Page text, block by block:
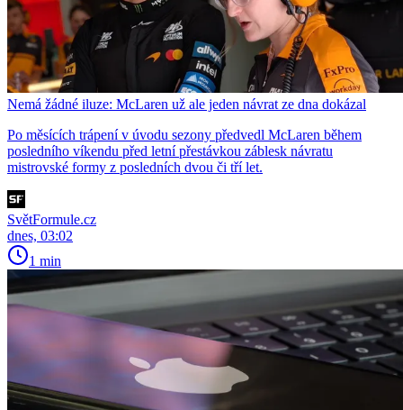
Nemá žádné iluze: McLaren už ale jeden návrat ze dna dokázal
Po měsících trápení v úvodu sezony předvedl McLaren během
posledního víkendu před letní přestávkou záblesk návratu
mistrovské formy z posledních dvou či tří let.
SvětFormule.cz
dnes, 03:02
1 min